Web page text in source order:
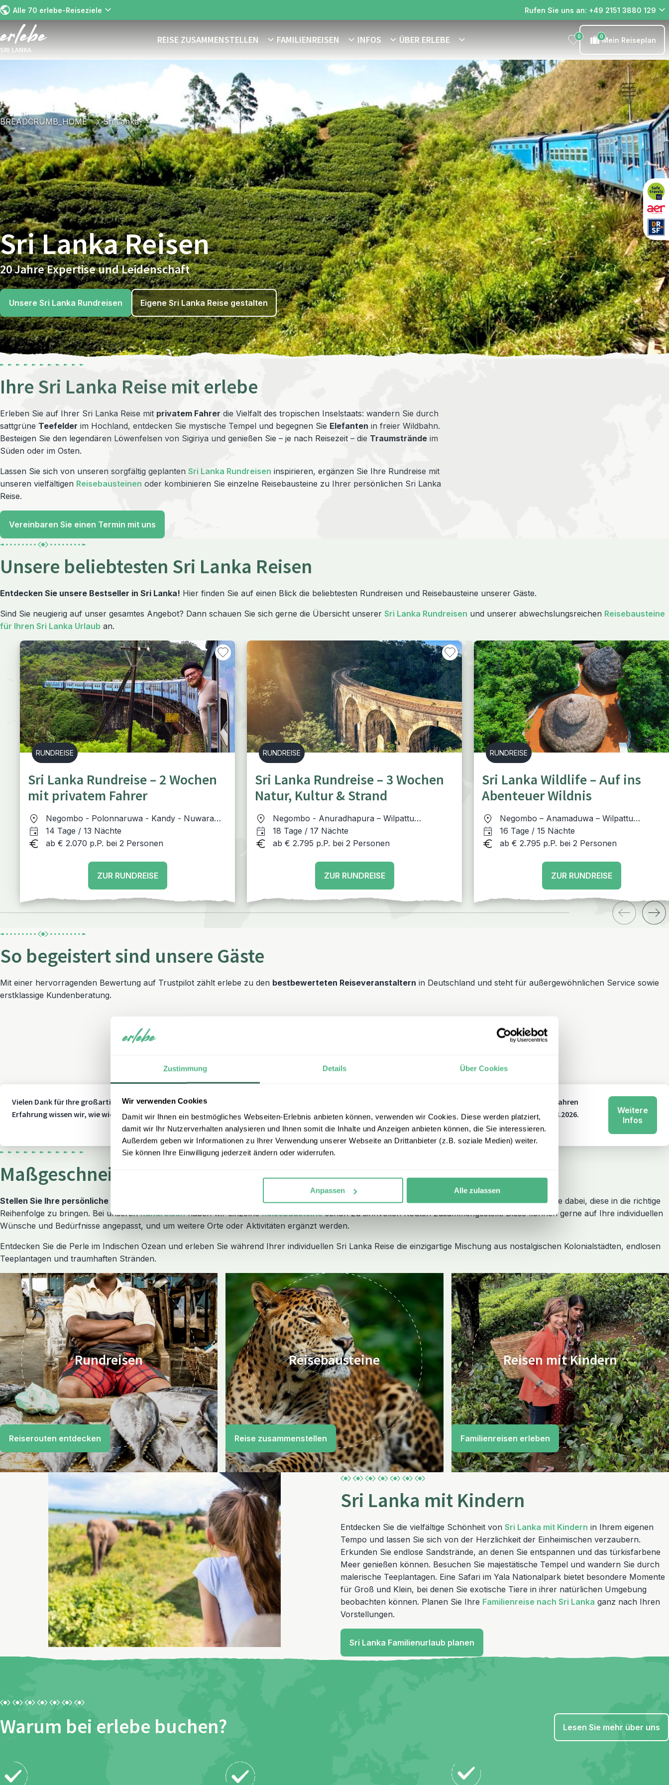
Zustimmung Details Über Cookies
Wir verwenden Cookies
Damit wir Ihnen ein bestmögliches Webseiten-Erlebnis anbieten können, verwenden wir Cookies. Diese werden platziert,
damit wir Ihr Nutzerverhalten analysieren und Ihnen somit die Inhalte und Anzeigen anbieten können, die Sie interessieren.
Außerdem geben wir Informationen zu Ihrer Verwendung unserer Webseite an Drittanbieter (z.B. soziale Medien) weiter.
Sie können Ihre Einwilligung jederzeit ändern oder widerrufen.
Anpassen Alle zulassen
Alle 70 erlebe-Reiseziele Rufen Sie uns an: +49 2151 3880 129
SRI LANKA
REISE ZUSAMMENSTELLEN FAMILIENREISEN INFOS ÜBER ERLEBE 0 0Mein Reiseplan
BREADCRUMB_HOME Sri Lanka
Sri Lanka Reisen
20 Jahre Expertise und Leidenschaft
Unsere Sri Lanka Rundreisen Eigene Sri Lanka Reise gestalten
Ihre Sri Lanka Reise mit erlebe
Erleben Sie auf Ihrer Sri Lanka Reise mit privatem Fahrer die Vielfalt des tropischen Inselstaats: wandern Sie durch
sattgrüne Teefelder im Hochland, entdecken Sie mystische Tempel und begegnen Sie Elefanten in freier Wildbahn.
Besteigen Sie den legendären Löwenfelsen von Sigiriya und genießen Sie – je nach Reisezeit – die Traumstrände im
Süden oder im Osten.
Lassen Sie sich von unseren sorgfältig geplanten Sri Lanka Rundreisen inspirieren, ergänzen Sie Ihre Rundreise mit
unseren vielfältigen Reisebausteinen oder kombinieren Sie einzelne Reisebausteine zu Ihrer persönlichen Sri Lanka
Reise.
Vereinbaren Sie einen Termin mit uns
Unsere beliebtesten Sri Lanka Reisen
Entdecken Sie unsere Bestseller in Sri Lanka! Hier finden Sie auf einen Blick die beliebtesten Rundreisen und Reisebausteine unserer Gäste.
Sind Sie neugierig auf unser gesamtes Angebot? Dann schauen Sie sich gerne die Übersicht unserer Sri Lanka Rundreisen und unserer abwechslungsreichen Reisebausteine
für Ihren Sri Lanka Urlaub an.
RUNDREISE
Sri Lanka Rundreise – 2 Wochen
mit privatem Fahrer
Negombo - Polonnaruwa - Kandy - Nuwara
Eliya - Ella - Tangalle - Colombo
14 Tage / 13 Nächte
ab € 2.070 p.P. bei 2 Personen
ZUR RUNDREISE
RUNDREISE
Sri Lanka Rundreise – 3 Wochen
Natur, Kultur & Strand
Negombo - Anuradhapura – Wilpattu
Nationalpark - Polonnaruwa - Kandy - Nuwara
Eliya - Ella - Yala - Mirissa - Colombo;
18 Tage / 17 Nächte
ab € 2.795 p.P. bei 2 Personen
ZUR RUNDREISE
RUNDREISE
Sri Lanka Wildlife – Auf ins
Abenteuer Wildnis
Negombo – Anamaduwa – Wilpattu
Nationalpark – Anuradhapura –
Minneriya Nationalpark – Ella – Sinharaja –
16 Tage / 15 Nächte
ab € 2.795 p.P. bei 2 Personen
ZUR RUNDREISE
So begeistert sind unsere Gäste
Mit einer hervorragenden Bewertung auf Trustpilot zählt erlebe zu den bestbewerteten Reiseveranstaltern in Deutschland und steht für außergewöhnlichen Service sowie
erstklassige Kundenberatung.
Vielen Dank für Ihre großartige Bewertung! Mit einem TrustScore von 4,8 gehören wir zu den bestbewerteten Reiseveranstaltern in Deutschland. Mit über 20 Jahren
Erfahrung wissen wir, wie wichtig Flexibilität und Sicherheit sind – deshalb schenken wir Ihnen unsere Flex Option im Wert von 250 € bei Buchung bis zum 31.08.2026.
Weitere
Infos
Maßgeschneiderte Sri Lanka Reisen
Stellen Sie Ihre persönliche Reise nach Sri Lanka aus unseren individuellen Reisebausteinen zusammen.Unsere Reiseexperten unterstützen Sie dabei, diese in die richtige
Reihenfolge zu bringen. Bei unserenRundreisenhaben wir einzelneReisebausteineschon zu sinnvollen Routen zusammengestellt. Diese können gerne auf Ihre individuellen
Wünsche und Bedürfnisse angepasst, und um weitere Orte oder Aktivitäten ergänzt werden.
Entdecken Sie die Perle im Indischen Ozean und erleben Sie während Ihrer individuellen Sri Lanka Reise die einzigartige Mischung aus nostalgischen Kolonialstädten, endlosen
Teeplantagen und traumhaften Stränden.
Rundreisen
Reiserouten entdecken
Reisebausteine
Reise zusammenstellen
Reisen mit Kindern
Familienreisen erleben
Sri Lanka mit Kindern
Entdecken Sie die vielfältige Schönheit von Sri Lanka mit Kindern in Ihrem eigenen
Tempo und lassen Sie sich von der Herzlichkeit der Einheimischen verzaubern.
Erkunden Sie endlose Sandstrände, an denen Sie entspannen und das türkisfarbene
Meer genießen können. Besuchen Sie majestätische Tempel und wandern Sie durch
malerische Teeplantagen. Eine Safari im Yala Nationalpark bietet besondere Momente
für Groß und Klein, bei denen Sie exotische Tiere in ihrer natürlichen Umgebung
beobachten können. Planen Sie Ihre Familienreise nach Sri Lanka ganz nach Ihren
Vorstellungen.
Sri Lanka Familienurlaub planen
Warum bei erlebe buchen? Lesen Sie mehr über uns